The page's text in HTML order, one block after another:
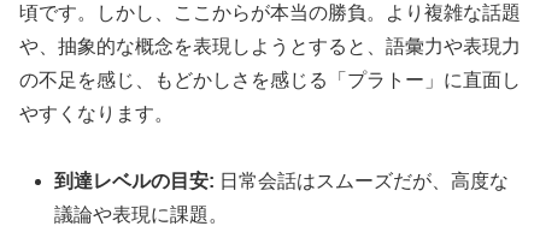
頃です。しかし、ここからが本当の勝負。より複雑な話題
や、抽象的な概念を表現しようとすると、語彙力や表現力
の不足を感じ、もどかしさを感じる「プラトー」に直面し
やすくなります。
到達レベルの目安: 日常会話はスムーズだが、高度な
議論や表現に課題。